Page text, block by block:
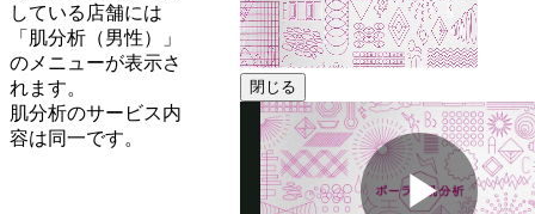
している店舗には
「肌分析（男性）」
のメニューが表示さ
れます。
肌分析のサービス内
容は同一です。
閉じる